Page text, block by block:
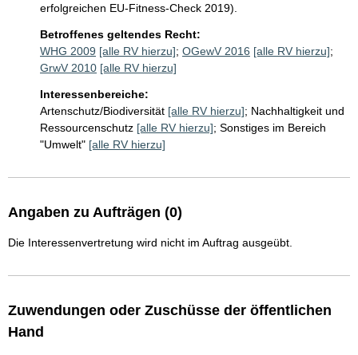
erfolgreichen EU-Fitness-Check 2019).
Betroffenes geltendes Recht:
WHG 2009 [alle RV hierzu]; OGewV 2016 [alle RV hierzu];
GrwV 2010 [alle RV hierzu]
Interessenbereiche:
Artenschutz/Biodiversität [alle RV hierzu]; Nachhaltigkeit und
Ressourcenschutz [alle RV hierzu]; Sonstiges im Bereich
"Umwelt" [alle RV hierzu]
Angaben zu Aufträgen (0)
Die Interessenvertretung wird nicht im Auftrag ausgeübt.
Zuwendungen oder Zuschüsse der öffentlichen
Hand